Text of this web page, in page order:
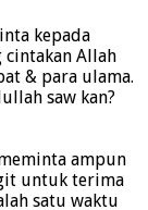
kepada
cintakan Allah
& para ulama.
saw kan?
ampun
untuk terima
satu waktu